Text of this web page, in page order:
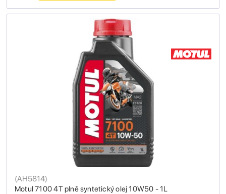
Motul 7100 4T plně syntetický olej 10W50 - 1L
(AH5814)